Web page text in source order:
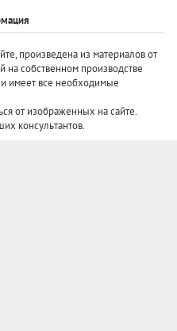
произведена из материалов от
на собственном производстве
имеет все необходимые
от изображенных на сайте.
консультантов.